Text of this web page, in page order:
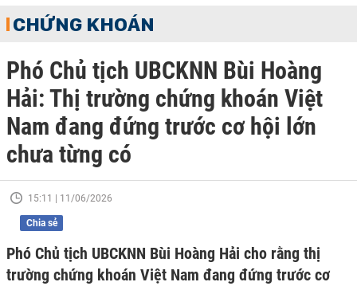
CHỨNG KHOÁN
Phó Chủ tịch UBCKNN Bùi Hoàng
Hải: Thị trường chứng khoán Việt
Nam đang đứng trước cơ hội lớn
chưa từng có
15:11 | 11/06/2026
Chia sẻ
Phó Chủ tịch UBCKNN Bùi Hoàng Hải cho rằng thị
trường chứng khoán Việt Nam đang đứng trước cơ